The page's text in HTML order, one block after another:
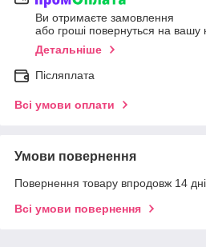
Ви отримаєте замовлення
або гроші повернуться на вашу
Детальніше
Післяплата
Всі умови оплати
Умови повернення
Повернення товару впродовж 14
Всі умови повернення